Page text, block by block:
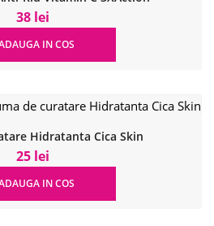
38 lei
IN COS
Hidratanta Cica Skin
25 lei
IN COS